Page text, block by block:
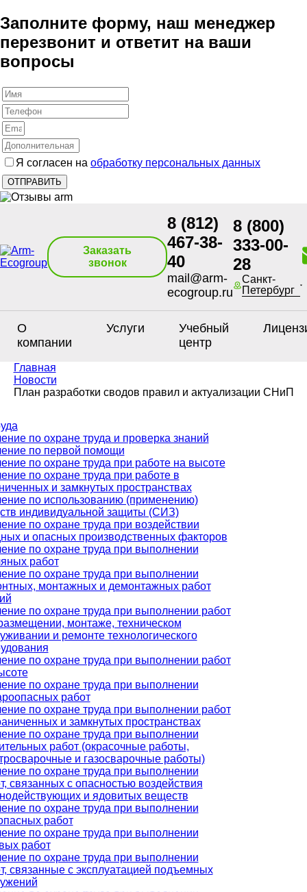
Заполните форму, наш менеджер
перезвонит и ответит на ваши
вопросы
Я согласен на обработку персональных данных
Заказать
звонок
8 (812)
467-38-
40
mail@arm-
ecogroup.ru
8 (800)
333-00-
28
Санкт-
Петербург
О
компании
Услуги
Учебный
центр
Главная
Новости
План разработки сводов правил и актуализации СНиП
по охране труда и проверка знаний
по первой помощи
по охране труда при работе на высоте
по охране труда при работе в
и замкнутых пространствах
по использованию (применению)
индивидуальной защиты (СИЗ)
по охране труда при воздействии
и опасных производственных факторов
по охране труда при выполнении
работ
по охране труда при выполнении
монтажных и демонтажных работ
по охране труда при выполнении работ
монтаже, техническом
и ремонте технологического
по охране труда при выполнении работ
по охране труда при выполнении
работ
по охране труда при выполнении работ
и замкнутых пространствах
по охране труда при выполнении
работ (окрасочные работы,
и газосварочные работы)
по охране труда при выполнении
связанных с опасностью воздействия
и ядовитых веществ
по охране труда при выполнении
работ
по охране труда при выполнении
работ
по охране труда при выполнении
связанные с эксплуатацией подъемных